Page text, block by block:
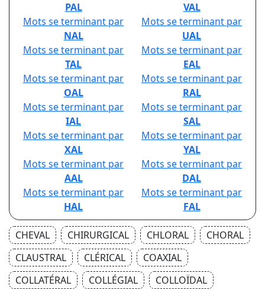
PAL
VAL
Mots se terminant par
NAL
Mots se terminant par
UAL
Mots se terminant par
TAL
Mots se terminant par
EAL
Mots se terminant par
OAL
Mots se terminant par
RAL
Mots se terminant par
IAL
Mots se terminant par
SAL
Mots se terminant par
XAL
Mots se terminant par
YAL
Mots se terminant par
AAL
Mots se terminant par
DAL
Mots se terminant par
HAL
Mots se terminant par
FAL
CHEVAL CHIRURGICAL CHLORAL
CHORAL
CLAUSTRAL
CLÉRICAL
COAXIAL
COLLATÉRAL
COLLÉGIAL
COLLOÏDAL